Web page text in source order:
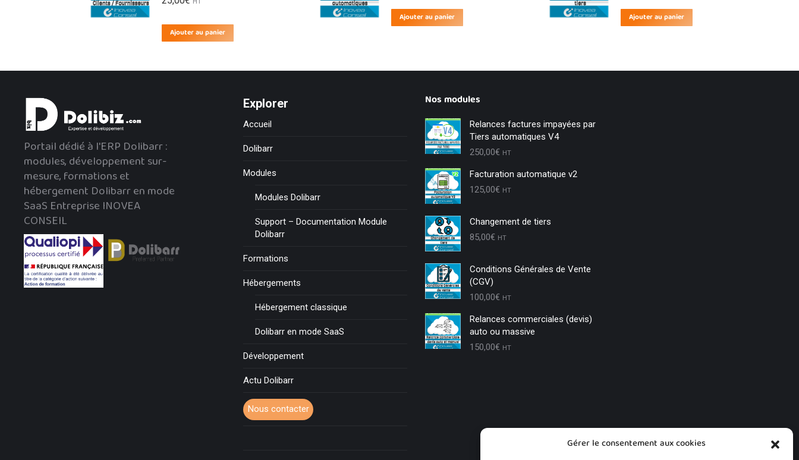
Gérer le consentement aux cookies
Ajouter au panier
Ajouter au panier Ajouter au panier
Portail dédié à l'ERP Dolibarr :
modules, développement sur-
mesure, formations et
hébergement Dolibarr en mode
SaaS Entreprise INOVEA
CONSEIL
Explorer
Accueil
Dolibarr
Modules
Modules Dolibarr
Support – Documentation Module
Dolibarr
Formations
Hébergements
Hébergement classique
Dolibarr en mode SaaS
Développement
Actu Dolibarr
Nous contacter
Nos modules
Relances factures impayées par
Tiers automatiques V4
250,00€ HT
Facturation automatique v2
125,00€ HT
Changement de tiers
85,00€ HT
Conditions Générales de Vente
(CGV)
100,00€ HT
Relances commerciales (devis)
auto ou massive
150,00€ HT